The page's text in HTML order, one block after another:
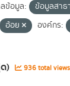
ข้อมูล: ข้อมูลสาธ
อ้อย องค์กร:
) 936 total views